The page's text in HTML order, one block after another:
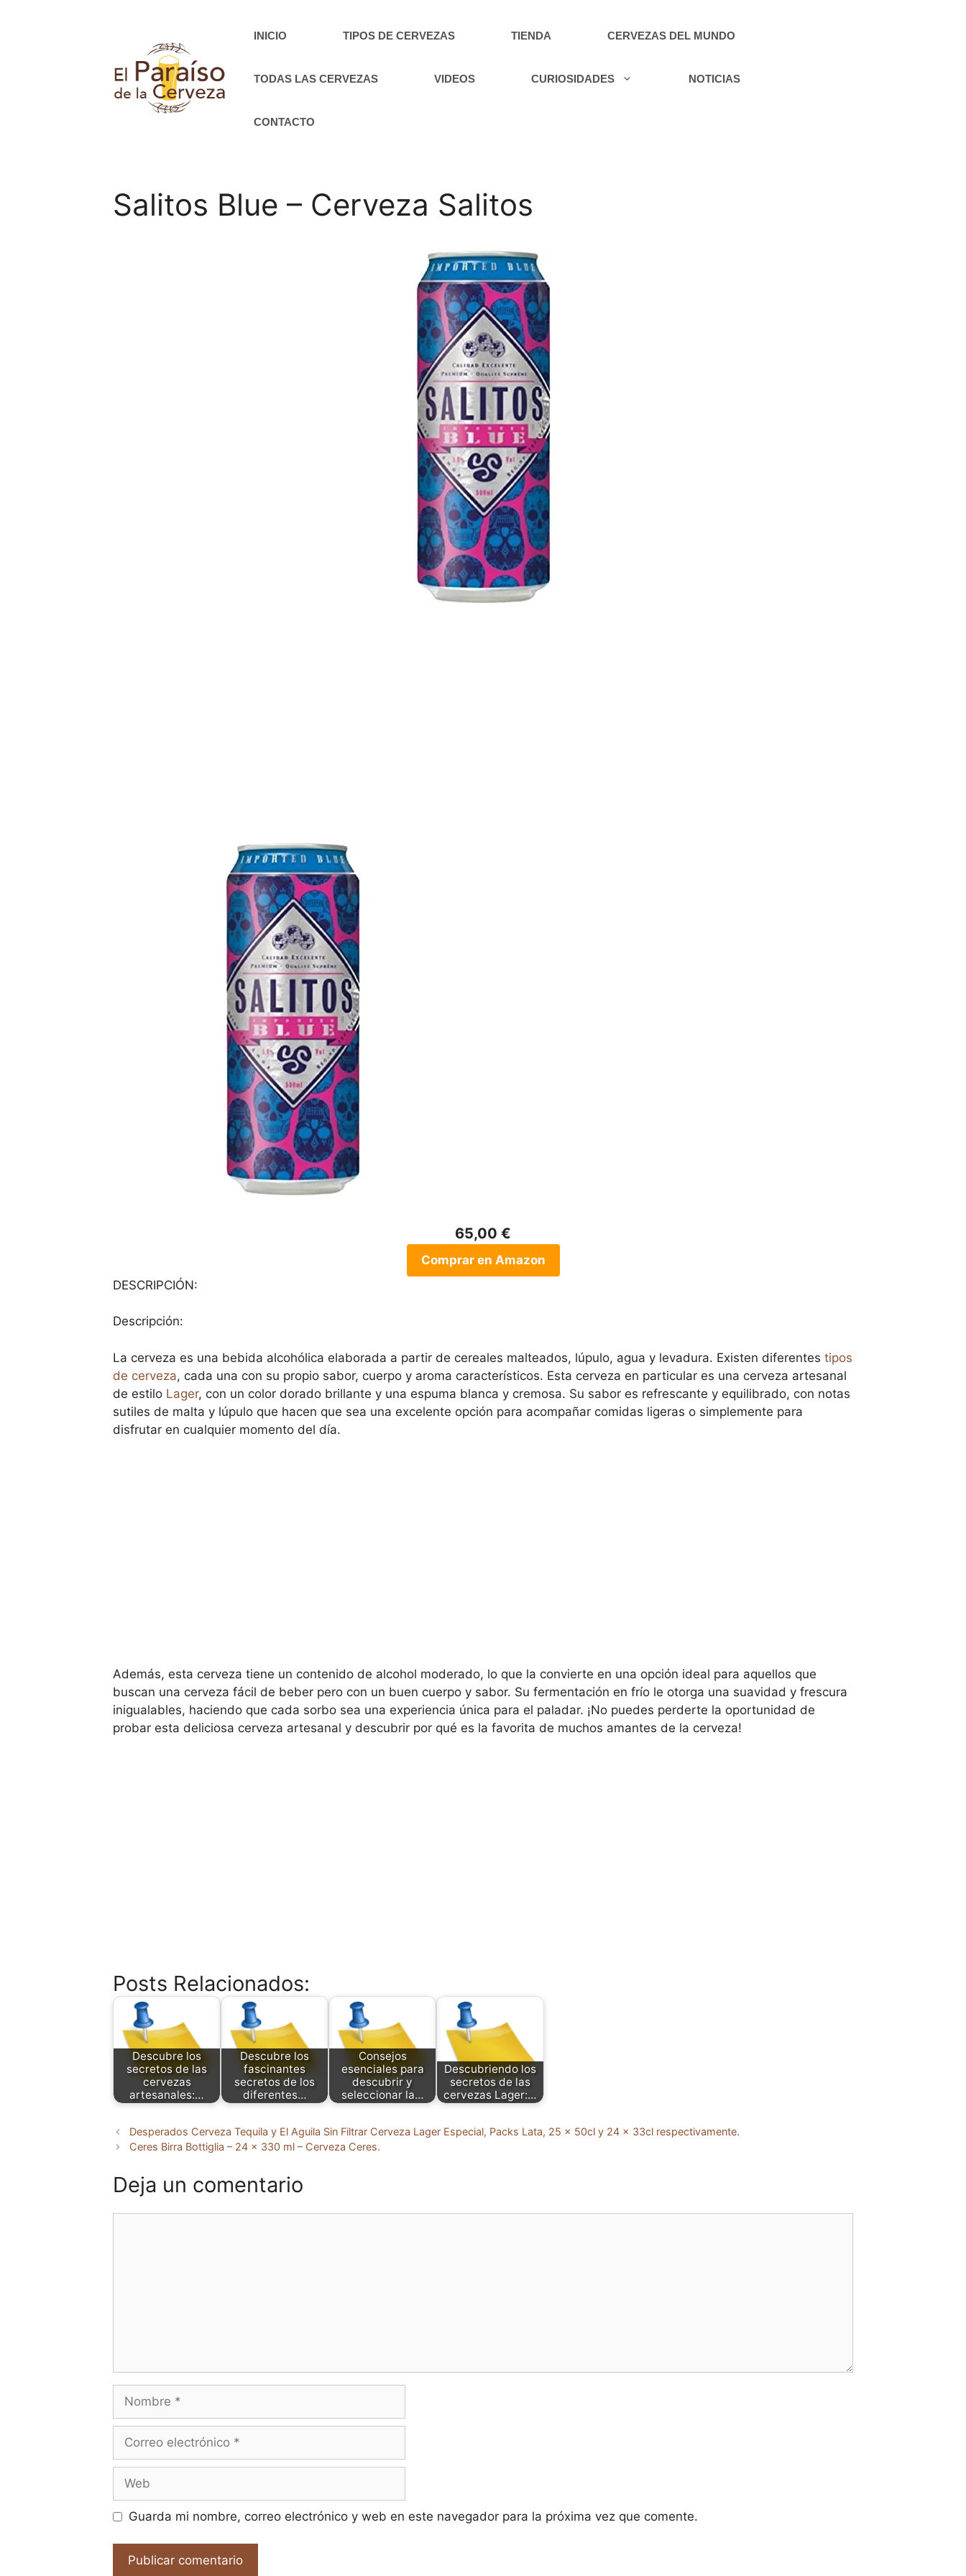
INICIO TIPOS DE CERVEZAS TIENDA CERVEZAS DEL MUNDO
TODAS LAS CERVEZAS VIDEOS CURIOSIDADES NOTICIAS
CONTACTO
Salitos Blue – Cerveza Salitos
65,00 €
Comprar en Amazon
DESCRIPCIÓN:
Descripción:
La cerveza es una bebida alcohólica elaborada a partir de cereales malteados, lúpulo, agua y levadura. Existen diferentes tipos
de cerveza, cada una con su propio sabor, cuerpo y aroma característicos. Esta cerveza en particular es una cerveza artesanal
de estilo Lager, con un color dorado brillante y una espuma blanca y cremosa. Su sabor es refrescante y equilibrado, con notas
sutiles de malta y lúpulo que hacen que sea una excelente opción para acompañar comidas ligeras o simplemente para
disfrutar en cualquier momento del día.
Además, esta cerveza tiene un contenido de alcohol moderado, lo que la convierte en una opción ideal para aquellos que
buscan una cerveza fácil de beber pero con un buen cuerpo y sabor. Su fermentación en frío le otorga una suavidad y frescura
inigualables, haciendo que cada sorbo sea una experiencia única para el paladar. ¡No puedes perderte la oportunidad de
probar esta deliciosa cerveza artesanal y descubrir por qué es la favorita de muchos amantes de la cerveza!
Posts Relacionados:
Descubre los
secretos de las
cervezas
artesanales:…
Descubre los
fascinantes
secretos de los
diferentes…
Consejos
esenciales para
descubrir y
seleccionar la…
Descubriendo los
secretos de las
cervezas Lager:…
Desperados Cerveza Tequila y El Aguila Sin Filtrar Cerveza Lager Especial, Packs Lata, 25 x 50cl y 24 x 33cl respectivamente.
Ceres Birra Bottiglia – 24 x 330 ml – Cerveza Ceres.
Deja un comentario
electrónico
Guarda mi nombre, correo electrónico y web en este navegador para la próxima vez que comente.